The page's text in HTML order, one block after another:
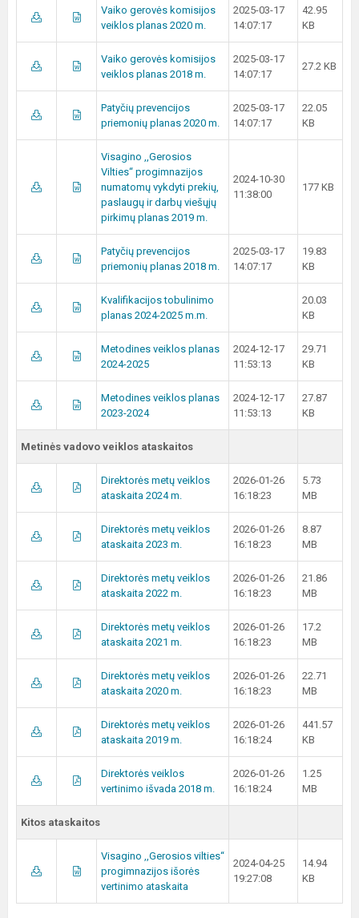
Vaiko gerovės komisijos
veiklos planas 2020 m.
2025-03-17
14:07:17
42.95
KB
Vaiko gerovės komisijos
veiklos planas 2018 m.
2025-03-17
14:07:17
27.2 KB
Patyčių prevencijos
priemonių planas 2020 m.
2025-03-17
14:07:17
22.05
KB
Visagino ,,Gerosios
Vilties‘‘ progimnazijos
numatomų vykdyti prekių,
paslaugų ir darbų viešųjų
pirkimų planas 2019 m.
2024-10-30
11:38:00
177 KB
Patyčių prevencijos
priemonių planas 2018 m.
2025-03-17
14:07:17
19.83
KB
Kvalifikacijos tobulinimo
planas 2024-2025 m.m.
20.03
KB
Metodines veiklos planas
2024-2025
2024-12-17
11:53:13
29.71
KB
Metodines veiklos planas
2023-2024
2024-12-17
11:53:13
27.87
KB
Metinės vadovo veiklos ataskaitos
Direktorės metų veiklos
ataskaita 2024 m.
2026-01-26
16:18:23
5.73
MB
Direktorės metų veiklos
ataskaita 2023 m.
2026-01-26
16:18:23
8.87
MB
Direktorės metų veiklos
ataskaita 2022 m.
2026-01-26
16:18:23
21.86
MB
Direktorės metų veiklos
ataskaita 2021 m.
2026-01-26
16:18:23
17.2
MB
Direktorės metų veiklos
ataskaita 2020 m.
2026-01-26
16:18:23
22.71
MB
Direktorės metų veiklos
ataskaita 2019 m.
2026-01-26
16:18:24
441.57
KB
Direktorės veiklos
vertinimo išvada 2018 m.
2026-01-26
16:18:24
1.25
MB
Kitos ataskaitos
Visagino ,,Gerosios vilties“
progimnazijos išorės
vertinimo ataskaita
2024-04-25
19:27:08
14.94
KB